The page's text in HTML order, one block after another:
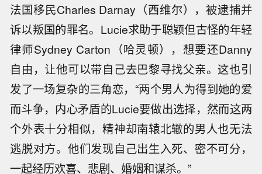
法国移民Charles Darnay（西维尔），被逮捕并
诉以叛国的罪名。Lucie求助于聪颖但古怪的年轻
律师Sydney Carton（哈灵顿），想要还Danny
自由，让他可以带自己去巴黎寻找父亲。这也引
发了一场复杂的三角恋，“两个男人为得到她的爱
而斗争，内心矛盾的Lucie要做出选择，然而这两
个外表十分相似，精神却南辕北辙的男人也无法
逃脱对方。他们发现自己出生入死、密不可分，
一起经历欢喜、悲剧、婚姻和谋杀。”